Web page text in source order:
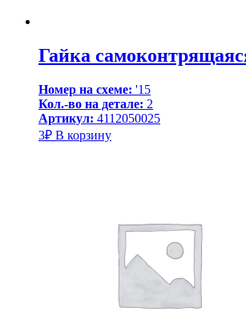
Гайка
Номер на схеме: '15
Кол.-во на детале: 2
Артикул: 4112050025
3₽ В корзину